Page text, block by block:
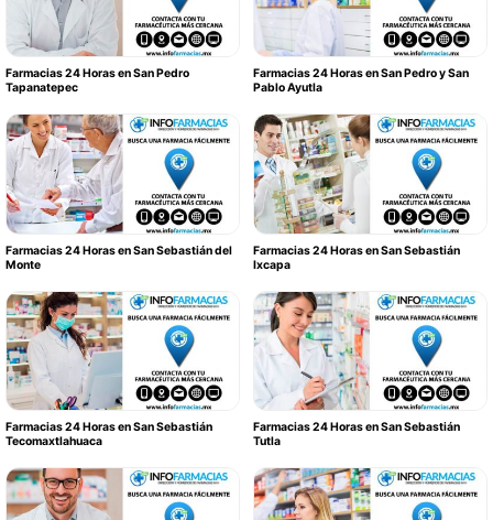
Farmacias 24 Horas en San Pedro
Tapanatepec
Farmacias 24 Horas en San Pedro y San
Pablo Ayutla
Farmacias 24 Horas en San Sebastián del
Monte
Farmacias 24 Horas en San Sebastián
Ixcapa
Farmacias 24 Horas en San Sebastián
Tecomaxtlahuaca
Farmacias 24 Horas en San Sebastián
Tutla